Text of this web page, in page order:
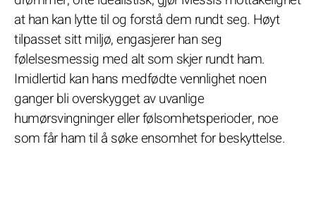
at han kan lytte til og forstå dem rundt seg. Høyt
tilpasset sitt miljø, engasjerer han seg
følelsesmessig med alt som skjer rundt ham.
Imidlertid kan hans medfødte vennlighet noen
ganger bli overskygget av uvanlige
humørsvingninger eller følsomhetsperioder, noe
som får ham til å søke ensomhet for beskyttelse.